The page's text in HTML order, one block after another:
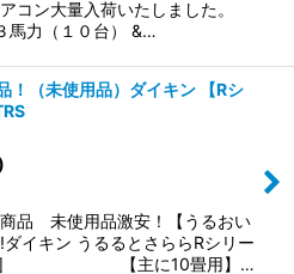
コン大量入荷いたしました。
馬力（１０台） &…
！（未使用品）ダイキン 【Rシ
品 未使用品激安！【うるおい
イキン うるるとさららRシリー
W] 【主に10畳用】…